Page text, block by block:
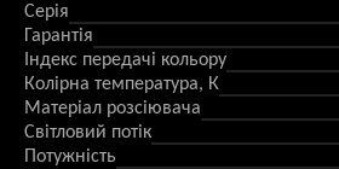
Серія
Гарантія
Індекс передачі кольору
Колірна температура, К
Матеріал розсіювача
Світловий потік
Потужність